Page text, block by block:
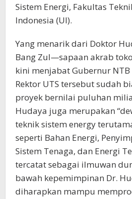
Sistem Energi, Fakultas
Indonesia (UI).
Yang menarik dari Doktor
Bang Zul—sapaan akrab
kini menjabat Gubernur NTB
Rektor UTS tersebut sudah
proyek bernilai puluhan
Hudaya juga merupakan
teknik sistem energy
seperti Bahan Energi,
Sistem Tenaga, dan Energi
tercatat sebagai ilmuwan
bawah kepemimpinan Dr.
diharapkan mampu